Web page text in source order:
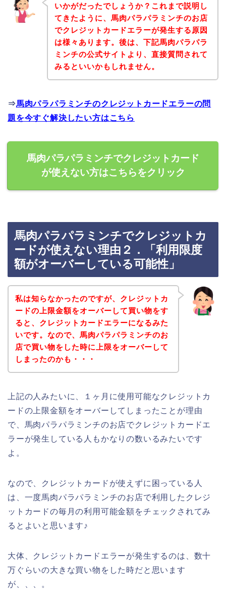
いかがだったでしょうか？これまで説明し
てきたように、馬肉パラパラミンチのお店
でクレジットカードエラーが発生する原因
は様々あります。後は、下記馬肉パラパラ
ミンチの公式サイトより、直接質問されて
みるといいかもしれません。
⇒馬肉パラパラミンチのクレジットカードエラーの問
題を今すぐ解決したい方はこちら
馬肉パラパラミンチでクレジットカード
が使えない方はこちらをクリック
馬肉パラパラミンチでクレジットカ
ードが使えない理由２．「利用限度
額がオーバーしている可能性」
私は知らなかったのですが、クレジットカ
ードの上限金額をオーバーして買い物をす
ると、クレジットカードエラーになるみた
いです。なので、馬肉パラパラミンチのお
店で買い物をした時に上限をオーバーして
しまったのかも・・・
上記の人みたいに、１ヶ月に使用可能なクレジットカ
ードの上限金額をオーバーしてしまったことが理由
で、馬肉パラパラミンチのお店でクレジットカードエ
ラーが発生している人もかなりの数いるみたいです
よ。
なので、クレジットカードが使えずに困っている人
は、一度馬肉パラパラミンチのお店で利用したクレジ
ットカードの毎月の利用可能金額をチェックされてみ
るとよいと思います♪
大体、クレジットカードエラーが発生するのは、数十
万ぐらいの大きな買い物をした時だと思います
が、、、。